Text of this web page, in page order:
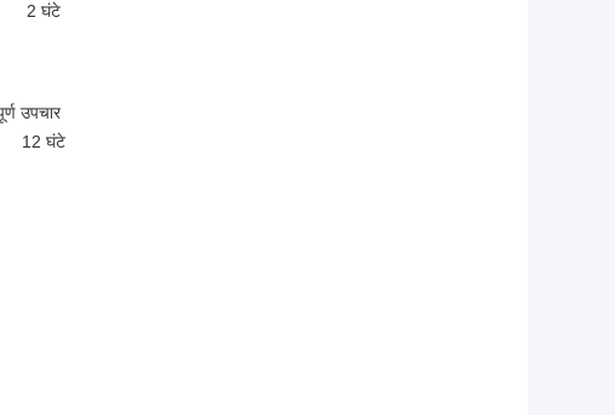
2 घंटे
उपचार
12 घंटे